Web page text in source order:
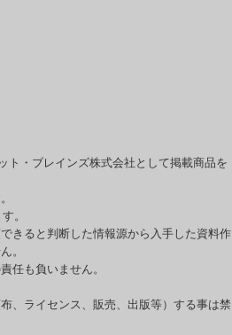
ト・ブレインズ株式会社として掲載商品を
。
きると判断した情報源から入手した資料作
。
任も負いません。
、ライセンス、販売、出版等）する事は禁